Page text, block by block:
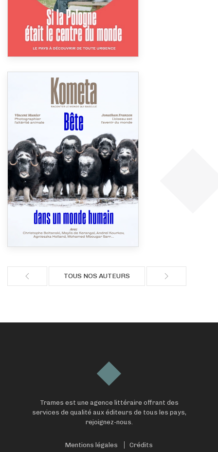
TOUS NOS AUTEURS
Trames est une agence littéraire offrant des
services de qualité aux éditeurs de tous les pays,
rejoignez-nous.
Mentions légales Crédits